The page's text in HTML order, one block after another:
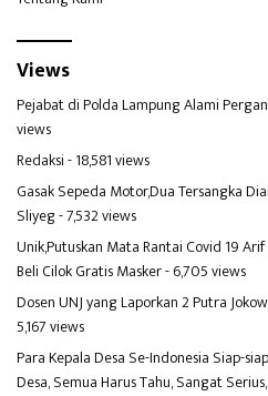
Views
Pejabat di Polda Lampung Alami
views
Redaksi- 18,581 views
Gasak Sepeda Motor,Dua Tersangka
Sliyeg- 7,532 views
Unik,Putuskan Mata Rantai Covid 19
Beli Cilok Gratis Masker- 6,705 views
Dosen UNJ yang Laporkan 2 Putra
5,167 views
Para Kepala Desa Se-Indonesia Siap-
Desa, Semua Harus Tahu, Sangat